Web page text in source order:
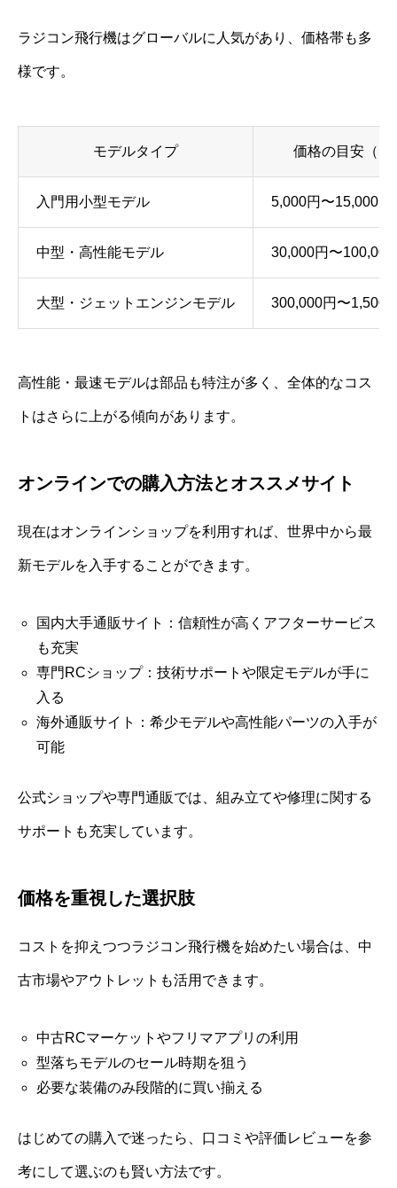
ラジコン飛行機はグローバルに人気があり、価格帯も多
様です。
モデルタイプ 価格の目安（日
入門用小型モデル 5,000円〜15,000円
中型・高性能モデル 30,000円〜100,000
大型・ジェットエンジンモデル 300,000円〜
高性能・最速モデルは部品も特注が多く、全体的なコス
トはさらに上がる傾向があります。
オンラインでの購入方法とオススメサイト
現在はオンラインショップを利用すれば、世界中から最
新モデルを入手することができます。
国内大手通販サイト：信頼性が高くアフターサービス
も充実
専門RCショップ：技術サポートや限定モデルが手に
入る
海外通販サイト：希少モデルや高性能パーツの入手が
可能
公式ショップや専門通販では、組み立てや修理に関する
サポートも充実しています。
価格を重視した選択肢
コストを抑えつつラジコン飛行機を始めたい場合は、中
古市場やアウトレットも活用できます。
中古RCマーケットやフリマアプリの利用
型落ちモデルのセール時期を狙う
必要な装備のみ段階的に買い揃える
はじめての購入で迷ったら、口コミや評価レビューを参
考にして選ぶのも賢い方法です。